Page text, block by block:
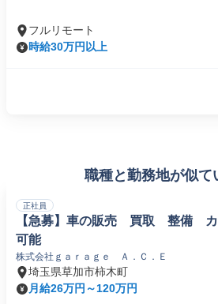
フルリモート
時給30万円以上
職種と勤務地が似て
正社員
【急募】車の販売 買取 整備
可能
株式会社ｇａｒａｇｅ Ａ．Ｃ．Ｅ
埼玉県草加市柿木町
月給26万円～120万円